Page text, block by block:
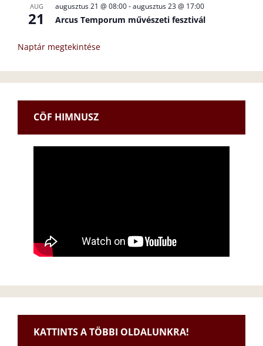
AUG
21
augusztus 21 @ 08:00-augusztus 23 @ 17:00
Arcus Temporum művészeti fesztivál
Naptár megtekintése
CÖF HIMNUSZ
KATTINTS A TÖBBI OLDALUNKRA!